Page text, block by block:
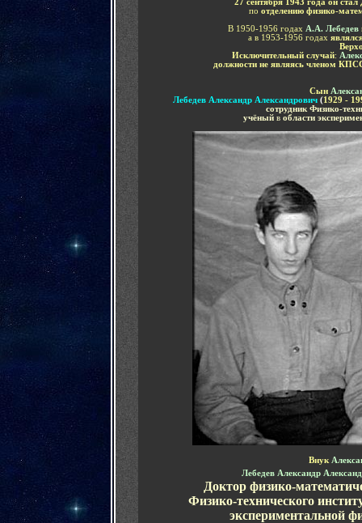
27 сентября 1943 года он
по отделению физико-
В 1950-1956 годах А.А. Лебедев
а в 1953-1956 годах
Исключительный случай:
должности не являясь членом
Сын
Лебедев Александр Александрович (1929 -
сотрудник Физико-
учёный вобласти
Внук
Лебедев Александр
Доктор физико-
Физико-технического
экспериментальной